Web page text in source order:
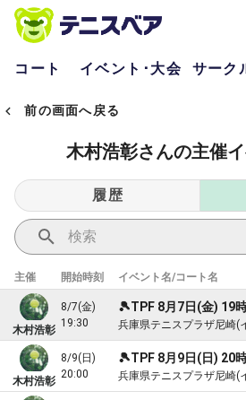
コート イベント･大会 サーク
前の画面へ戻る
木村浩彰さんの主催
履歴
主催 開始時刻 イベント名/コート名
木村浩彰
8/7(金)
19:30
🎾TPF 8月7日(金) 19
木村浩彰
8/9(日)
20:00
🎾TPF 8月9日(日) 20
兵庫県テニスプラザ尼崎(